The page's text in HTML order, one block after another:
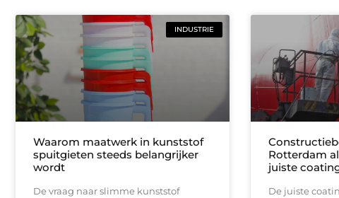
INDUSTRIE
Waarom maatwerk in kunststof
spuitgieten steeds belangrijker
wordt
De vraag naar slimme kunststof
Rotterdam
juiste
De juiste